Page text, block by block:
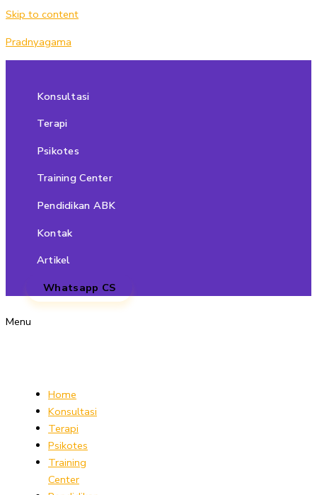
Skip to content
Pradnyagama
Konsultasi
Terapi
Psikotes
Training Center
Pendidikan ABK
Kontak
Artikel
Whatsapp CS
Menu
Home
Konsultasi
Terapi
Psikotes
Training
Center